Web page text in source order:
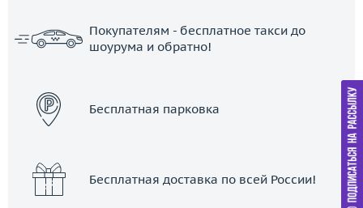
Покупателям - бесплатное такси до
шоурума и обратно!
Бесплатная парковка
Бесплатная доставка по всей России!